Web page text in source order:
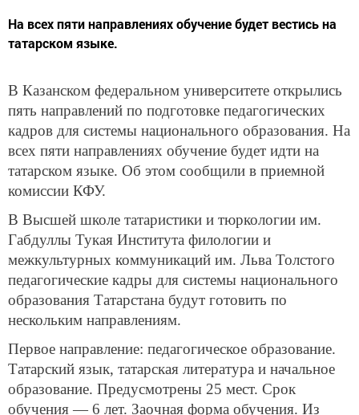
На всех пяти направлениях обучение будет вестись на
татарском языке.
В Казанском федеральном университете открылись
пять направлений по подготовке педагогических
кадров для системы национального образования. На
всех пяти направлениях обучение будет идти на
татарском языке. Об этом сообщили в приемной
комиссии КФУ.
В Высшей школе татаристики и тюркологии им.
Габдуллы Тукая Института филологии и
межкультурных коммуникаций им. Льва Толстого
педагогические кадры для системы национального
образования Татарстана будут готовить по
нескольким направлениям.
Первое направление: педагогическое образование.
Татарский язык, татарская литература и начальное
образование. Предусмотрены 25 мест. Срок
обучения — 6 лет. Заочная форма обучения. Из